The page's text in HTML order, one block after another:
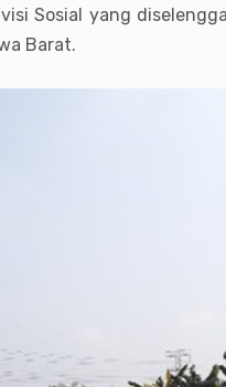
Sosial yang
Barat.